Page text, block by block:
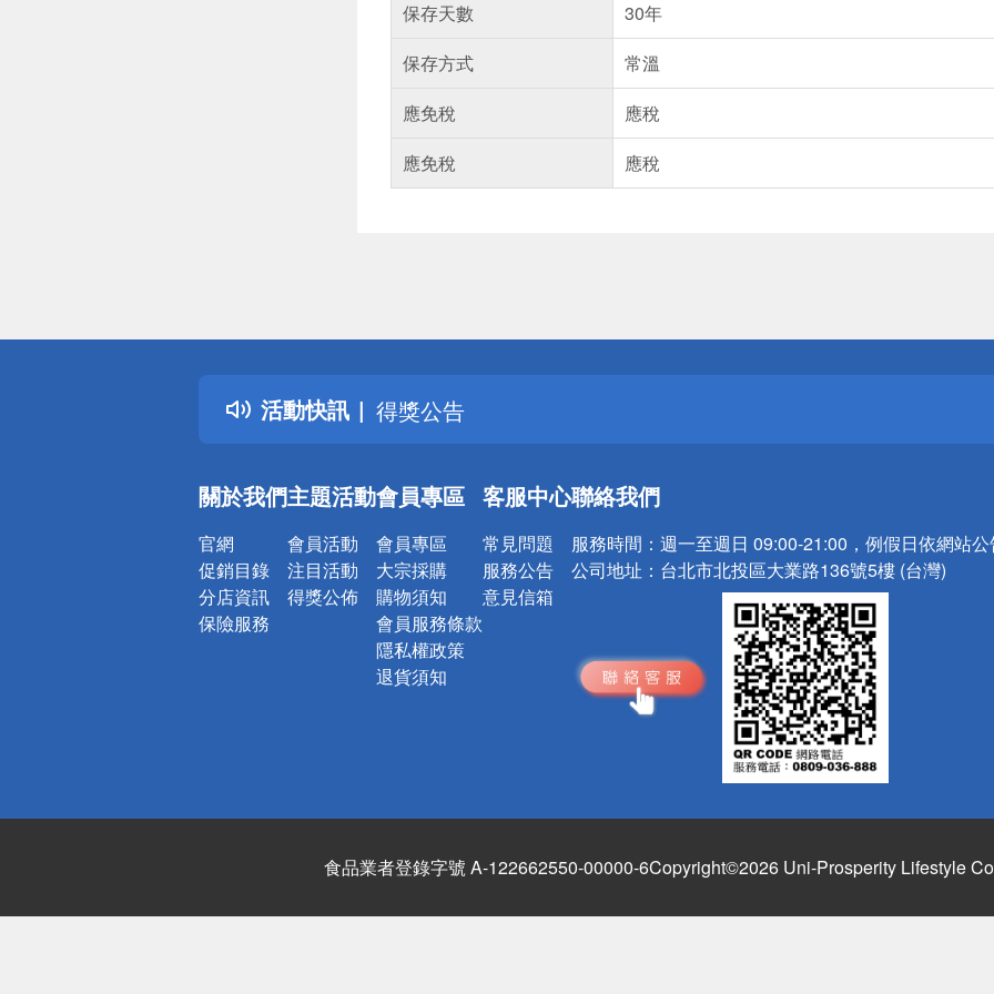
保存天數
30年
保存方式
常溫
應免稅
應稅
應免稅
應稅
活動快訊
詐騙網頁！請小心！
得獎公告
熱門話題
銀行優惠
詐騙網頁！請小心！
關於我們
官網
促銷目錄
分店資訊
保險服務
主題活動
會員活動
注目活動
得獎公佈
會員專區
會員專區
大宗採購
購物須知
會員服務條款
隱私權政策
退貨須知
客服中心
常見問題
服務公告
意見信箱
聯絡我們
服務時間： 週一至週日 09:00-21:00，例假日依網站
公司地址： 台北市北投區大業路136號5樓 (台灣)
食品業者登錄字號 A-122662550-00000-6Copyright©2026 Uni-Prosperity Lifestyle